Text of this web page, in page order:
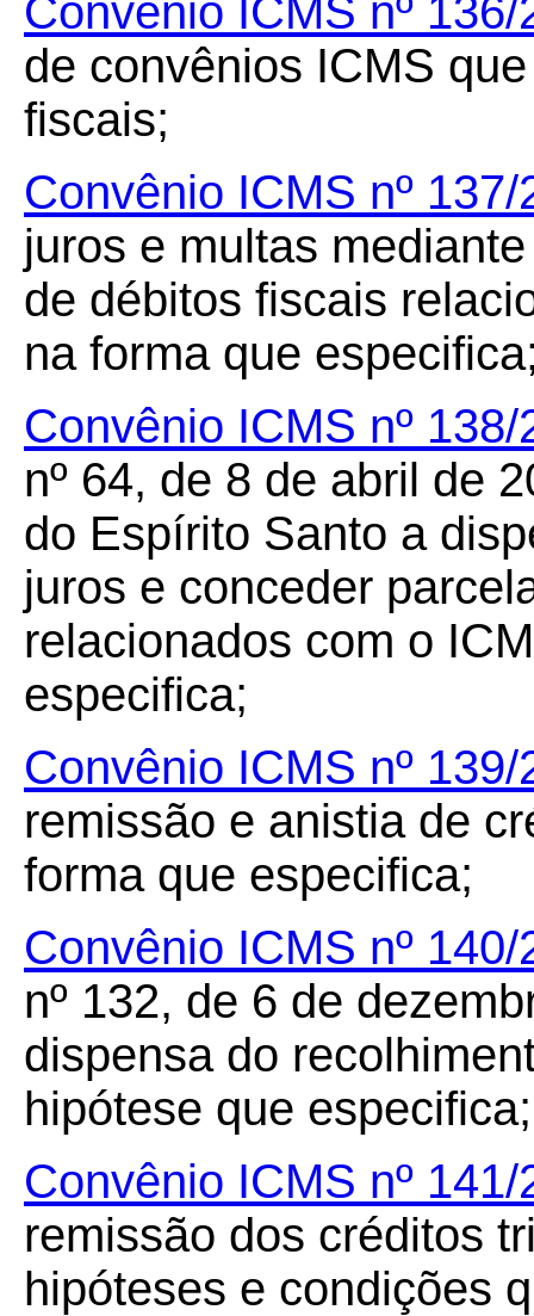
Convênio ICMS nº 136/
de convênios ICMS
fiscais;
Convênio ICMS nº 137/
juros e multas
de débitos fiscais
na forma que
Convênio ICMS nº 138/
nº 64, de 8 de abril de
do Espírito Santo a
juros e conceder
relacionados com o
especifica;
Convênio ICMS nº
remissão e anistia de
forma que especifica;
Convênio ICMS nº 140/
nº 132, de 6 de
dispensa do
hipótese que especifica;
Convênio ICMS nº
remissão dos créditos
hipóteses e condições